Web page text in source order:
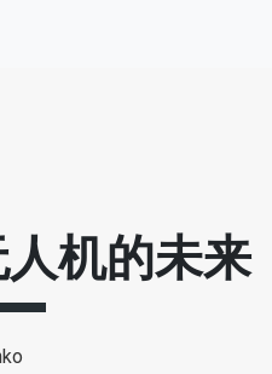
机的未来